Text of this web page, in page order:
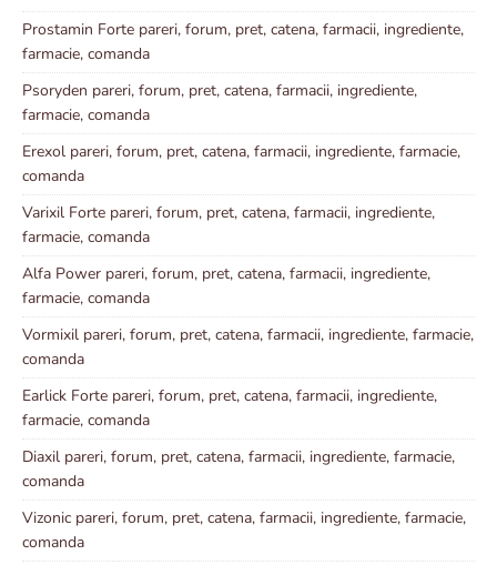
Prostamin Forte pareri, forum, pret, catena, farmacii, ingrediente,
farmacie, comanda
Psoryden pareri, forum, pret, catena, farmacii, ingrediente,
farmacie, comanda
Erexol pareri, forum, pret, catena, farmacii, ingrediente, farmacie,
comanda
Varixil Forte pareri, forum, pret, catena, farmacii, ingrediente,
farmacie, comanda
Alfa Power pareri, forum, pret, catena, farmacii, ingrediente,
farmacie, comanda
Vormixil pareri, forum, pret, catena, farmacii, ingrediente, farmacie,
comanda
Earlick Forte pareri, forum, pret, catena, farmacii, ingrediente,
farmacie, comanda
Diaxil pareri, forum, pret, catena, farmacii, ingrediente, farmacie,
comanda
Vizonic pareri, forum, pret, catena, farmacii, ingrediente, farmacie,
comanda